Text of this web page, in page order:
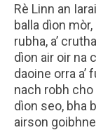
Rè Linn an
balla dìon
rubha, a’
dìon air oir na
daoine orra a’
nach robh
dìon seo, bha
airson